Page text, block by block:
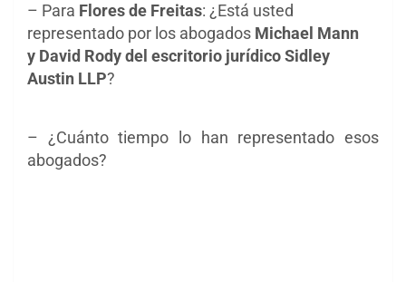
– Para Flores de Freitas: ¿Está usted
representado por los abogados Michael Mann
y David Rody del escritorio jurídico Sidley
Austin LLP?
– ¿Cuánto tiempo lo han representado esos
abogados?